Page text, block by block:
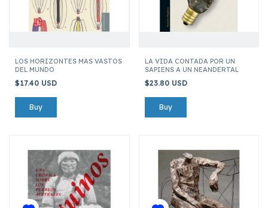
LOS HORIZONTES MAS VASTOS
DEL MUNDO
$17.40 USD
LA VIDA CONTADA POR UN
SAPIENS A UN NEANDERTAL
$23.80 USD